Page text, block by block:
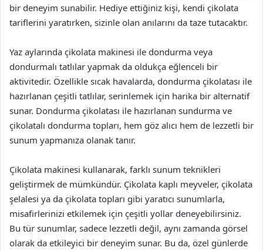
bir deneyim sunabilir. Hediye ettiğiniz kişi, kendi çikolata
tariflerini yaratırken, sizinle olan anılarını da taze tutacaktır.
Yaz aylarında çikolata makinesi ile dondurma veya
dondurmalı tatlılar yapmak da oldukça eğlenceli bir
aktivitedir. Özellikle sıcak havalarda, dondurma çikolatası ile
hazırlanan çeşitli tatlılar, serinlemek için harika bir alternatif
sunar. Dondurma çikolatası ile hazırlanan sundurma ve
çikolatalı dondurma topları, hem göz alıcı hem de lezzetli bir
sunum yapmanıza olanak tanır.
Çikolata makinesi kullanarak, farklı sunum teknikleri
geliştirmek de mümkündür. Çikolata kaplı meyveler, çikolata
şelalesi ya da çikolata topları gibi yaratıcı sunumlarla,
misafirlerinizi etkilemek için çeşitli yollar deneyebilirsiniz.
Bu tür sunumlar, sadece lezzetli değil, aynı zamanda görsel
olarak da etkileyici bir deneyim sunar. Bu da, özel günlerde